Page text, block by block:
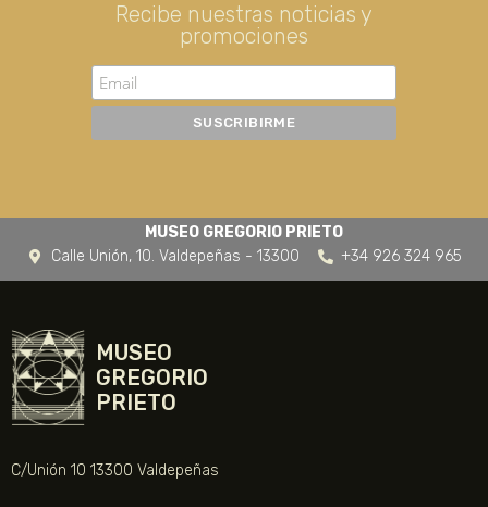
Recibe nuestras noticias y
promociones
MUSEO GREGORIO PRIETO
Calle Unión, 10. Valdepeñas - 13300
+34 926 324 965
MUSEO
GREGORIO
PRIETO
C/Unión 10 13300 Valdepeñas